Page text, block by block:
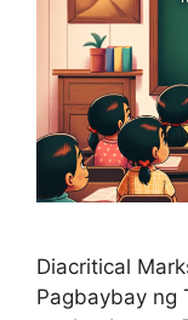
Diacritical
Pagbaybay ng